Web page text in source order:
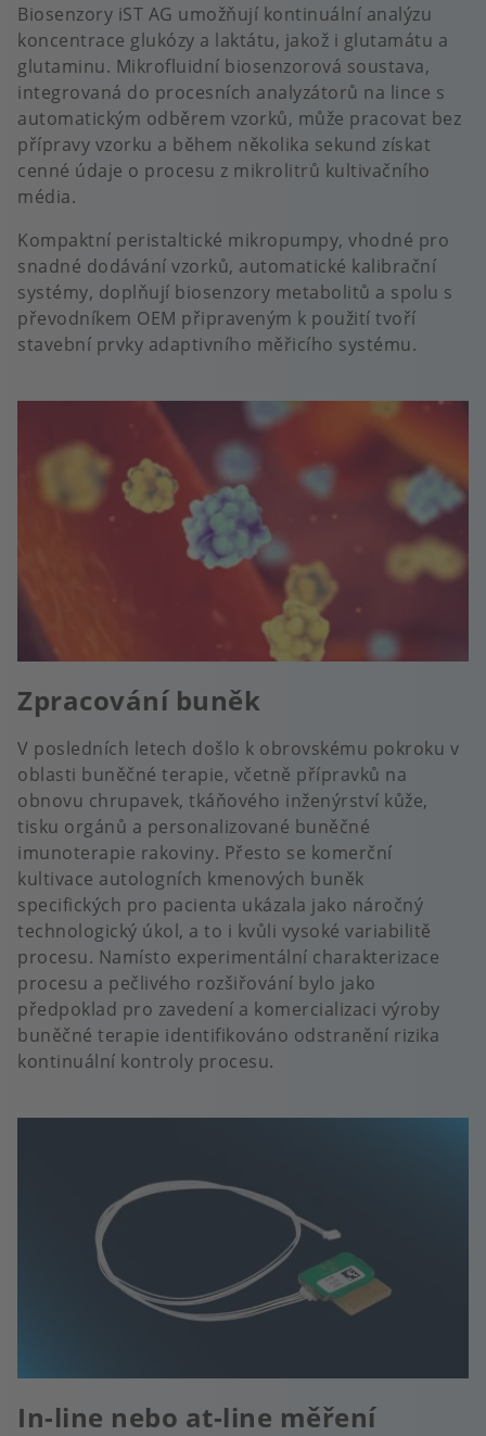
Biosenzory iST AG umožňují kontinuální analýzu
koncentrace glukózy a laktátu, jakož i glutamátu a
glutaminu. Mikrofluidní biosenzorová soustava,
integrovaná do procesních analyzátorů na lince s
automatickým odběrem vzorků, může pracovat bez
přípravy vzorku a během několika sekund získat
cenné údaje o procesu z mikrolitrů kultivačního
média.
Kompaktní peristaltické mikropumpy, vhodné pro
snadné dodávání vzorků, automatické kalibrační
systémy, doplňují biosenzory metabolitů a spolu s
převodníkem OEM připraveným k použití tvoří
stavební prvky adaptivního měřicího systému.
Zpracování buněk
V posledních letech došlo k obrovskému pokroku v
oblasti buněčné terapie, včetně přípravků na
obnovu chrupavek, tkáňového inženýrství kůže,
tisku orgánů a personalizované buněčné
imunoterapie rakoviny. Přesto se komerční
kultivace autologních kmenových buněk
specifických pro pacienta ukázala jako náročný
technologický úkol, a to i kvůli vysoké variabilitě
procesu. Namísto experimentální charakterizace
procesu a pečlivého rozšiřování bylo jako
předpoklad pro zavedení a komercializaci výroby
buněčné terapie identifikováno odstranění rizika
kontinuální kontroly procesu.
In-line nebo at-line měření